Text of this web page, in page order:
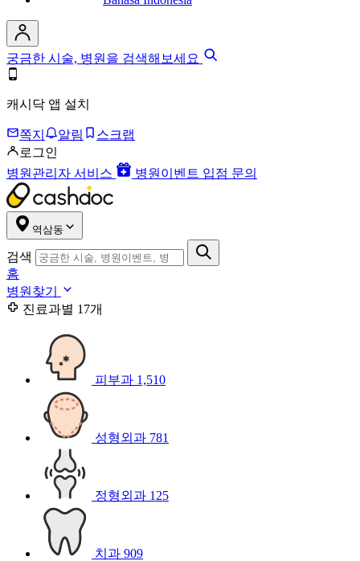
궁금한 시술, 병원을 검색해보세요
캐시닥 앱 설치
쪽지 알림
스크랩
로그인
병원관리자 서비스
병원이벤트 입점 문의
역삼동
검색
홈
병원찾기
진료과별 17개
피부과 1,510
성형외과 781
정형외과 125
치과 909